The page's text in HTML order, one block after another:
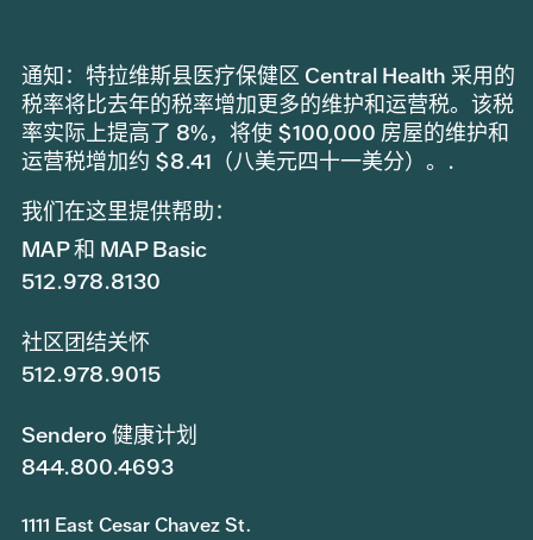
通知：特拉维斯县医疗保健区 Central Health 采用的
税率将比去年的税率增加更多的维护和运营税。该税
率实际上提高了 8%，将使 $100,000 房屋的维护和
运营税增加约 $8.41（八美元四十一美分）。.
我们在这里提供帮助：
MAP 和 MAP Basic
512.978.8130
社区团结关怀
512.978.9015
Sendero 健康计划
844.800.4693
1111 East Cesar Chavez St.